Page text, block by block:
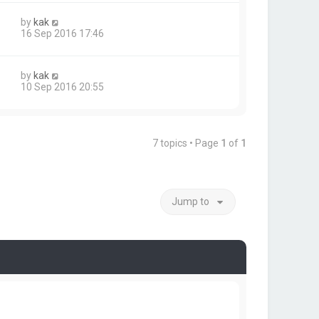
by kak
16 Sep 2016 17:46
by kak
10 Sep 2016 20:55
7 topics • Page 1 of 1
Jump to